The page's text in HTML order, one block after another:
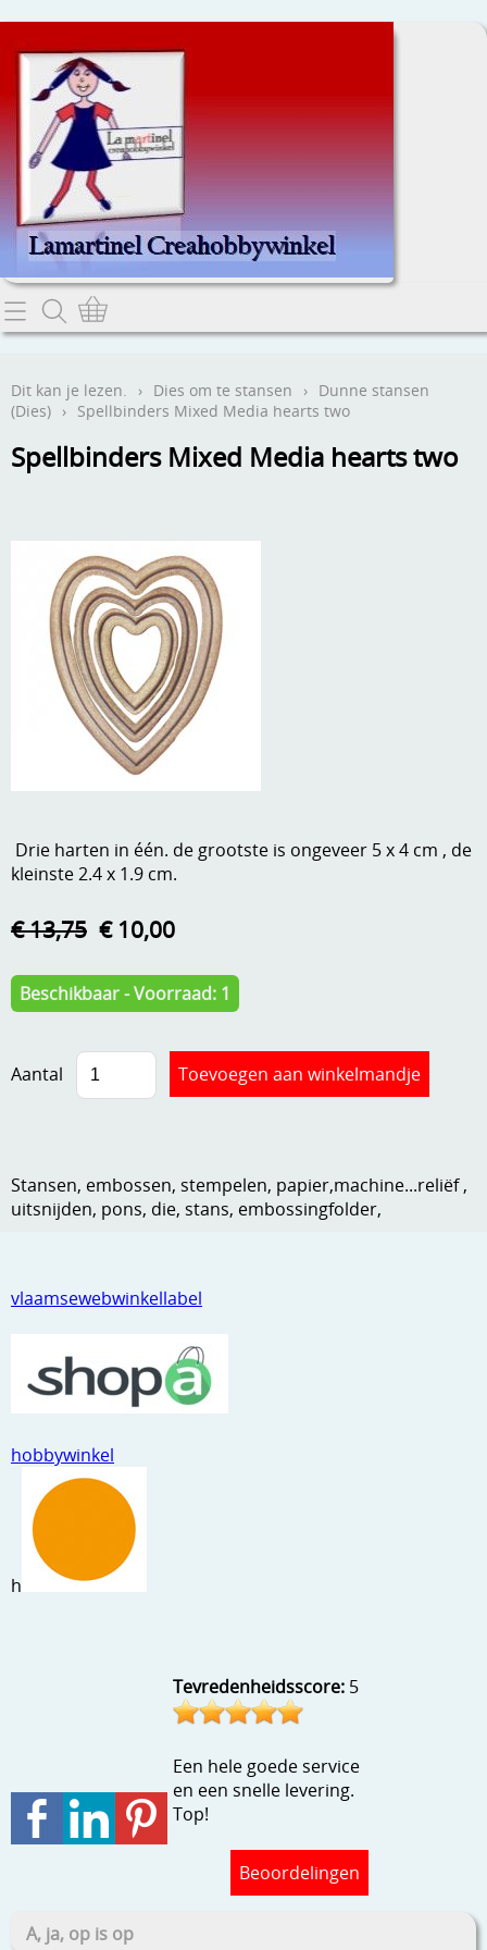
Home
Contact
Webwinkel
Aanbiedingen
Andere
Boeken en magazines
Dies om te stansen
DVD-CD
Hechtingsmaterialen
Kneedmateriaal
Leuke versieringen
Netjes opbergen
Papier en karton
Ribbelaar
Speciaal papier
Stempels en zo
Template, mask, stencils, grids
Wat nog, een creatief kijkje
Verzend - en verpakkingsk
Mijn account
Anders creatief
vlaamsewebwinkellabel
hobbywinkel
h
Tevredenheidsscore: 5
Een hele goede service
en een snelle levering.
Top!
Beoordelingen
A, ja, op is op
Dit kan je lezen. › Dies om te stansen › Dunne stansen
(Dies) › Spellbinders Mixed Media hearts two
Spellbinders Mixed Media hearts two
Drie harten in één. de grootste is ongeveer 5 x 4 cm , de
kleinste 2.4 x 1.9 cm.
€ 13,75 € 10,00
Beschikbaar - Voorraad: 1
Aantal
Stansen, embossen, stempelen, papier,machine...reliëf ,
uitsnijden, pons, die, stans, embossingfolder,